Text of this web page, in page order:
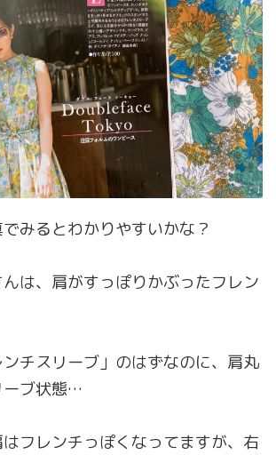
みるとわかりやすいかな？
は、肩がすっぽりかぶったフレン
チスリーブ」のはずなのに、肩丸
ーブ状態…
フレンチっぽくなってますが、右